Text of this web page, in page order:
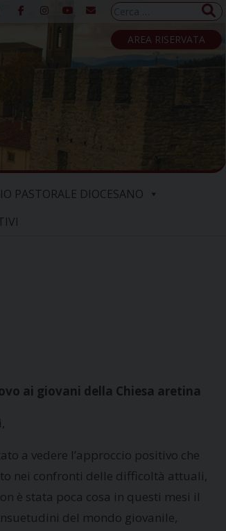
Ricerca
per:
AREA RISERVATA
PASTORALE DIOCESANO
ai giovani della Chiesa aretina
a vedere l’approccio positivo che
nei confronti delle difficoltà attuali,
è stata poca cosa in questi mesi il
del mondo giovanile,